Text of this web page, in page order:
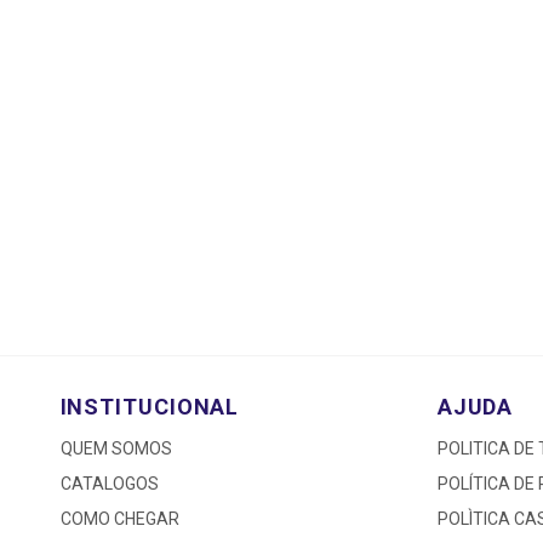
INSTITUCIONAL
QUEM SOMOS
CATALOGOS
COMO CHEGAR
AJUDA
POLITICA DE
POLÍTICA DE
POLÌTICA